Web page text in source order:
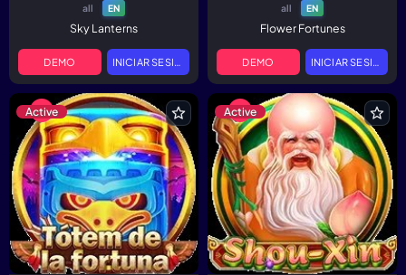
all EN
Sky Lanterns
DEMO INICIAR SESIÓN
all EN
Flower Fortunes
DEMO INICIAR SESIÓN
Active Active